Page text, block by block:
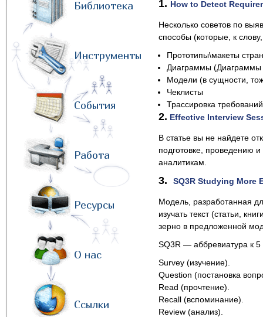
Библиотека
Инструменты
События
Работа
Ресурсы
О нас
Ссылки
1. How to Detect
Несколько советов по
способы (которые, к
Прототипы\макеты
Диаграммы (Диаграммы
Модели (в сущности,
Чеклисты
Трассировка требований
2. Effective Interview
В статье вы не найдете
подготовке, проведению
аналитикам.
3. SQ3R Studying More
Модель, разработанная
изучать текст (статьи,
зерно в предложенной
SQ3R — аббревиатура к 5
Survey (изучение).
Question (постановка
Read (прочтение).
Recall (вспоминание).
Review (анализ).